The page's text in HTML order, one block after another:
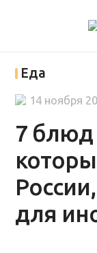
Еда
7 блюд
для
14 ноября